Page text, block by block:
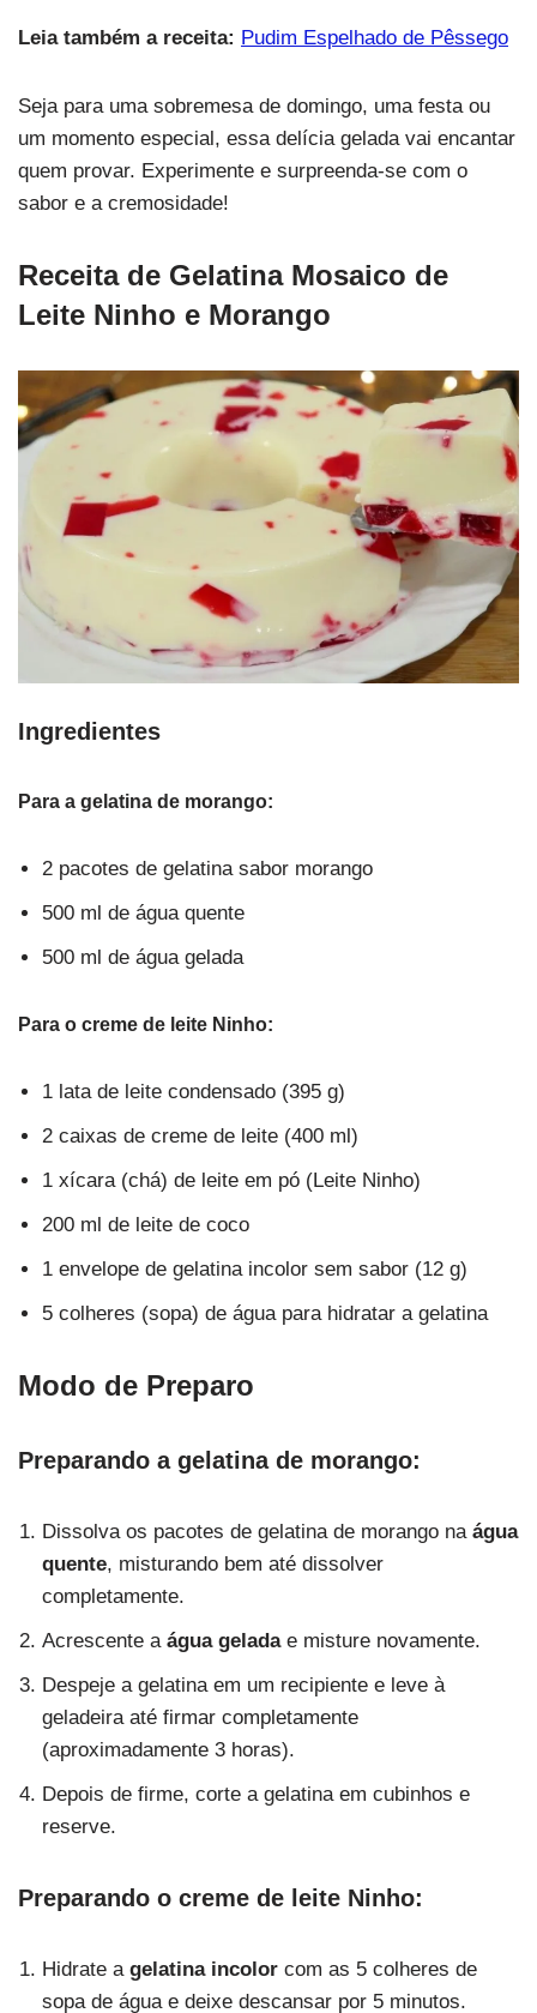
Leia também a receita: Pudim Espelhado de Pêssego
Seja para uma sobremesa de domingo, uma festa ou
um momento especial, essa delícia gelada vai encantar
quem provar. Experimente e surpreenda-se com o
sabor e a cremosidade!
Receita de Gelatina Mosaico de
Leite Ninho e Morango
Ingredientes
Para a gelatina de morango:
2 pacotes de gelatina sabor morango
500 ml de água quente
500 ml de água gelada
Para o creme de leite Ninho:
1 lata de leite condensado (395 g)
2 caixas de creme de leite (400 ml)
1 xícara (chá) de leite em pó (Leite Ninho)
200 ml de leite de coco
1 envelope de gelatina incolor sem sabor (12 g)
5 colheres (sopa) de água para hidratar a gelatina
Modo de Preparo
Preparando a gelatina de morango:
Dissolva os pacotes de gelatina de morango na água
quente, misturando bem até dissolver
completamente.
Acrescente a água geladae misture novamente.
Despeje a gelatina em um recipiente e leve à
geladeira até firmar completamente
(aproximadamente 3 horas).
Depois de firme, corte a gelatina em cubinhos e
reserve.
Preparando o creme de leite Ninho:
Hidrate a gelatina incolor com as 5 colheres de
sopa de água e deixe descansar por 5 minutos.